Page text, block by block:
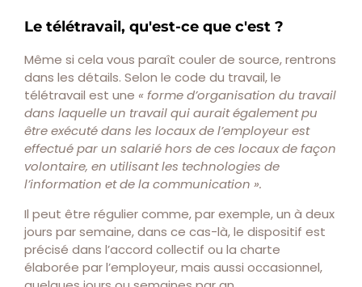
Le télétravail, qu'est-ce que c'est ?
Même si cela vous paraît couler de source, rentrons
dans les détails. Selon le code du travail, le
télétravail est une « forme d’organisation du travail
dans laquelle un travail qui aurait également pu
être exécuté dans les locaux de l’employeur est
effectué par un salarié hors de ces locaux de façon
volontaire, en utilisant les technologies de
l’information et de la communication ».
Il peut être régulier comme, par exemple, un à deux
jours par semaine, dans ce cas-là, le dispositif est
précisé dans l’accord collectif ou la charte
élaborée par l’employeur, mais aussi occasionnel,